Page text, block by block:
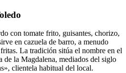
con tomate frito, guisantes, chorizo,
en cazuela de barro, a menudo
La tradición sitúa el nombre en el
de la Magdalena, mediados del siglo
clientela habitual del local.